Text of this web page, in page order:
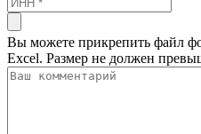
Вы можете прикрепить файл
Excel. Размер не должен